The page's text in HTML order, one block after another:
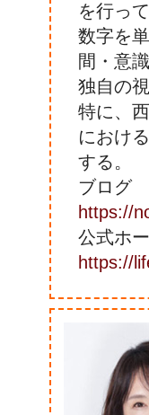
を行っ
数字を
間・意
独自の
特に、
におけ
する。
ブログ
https://
公式ホ
https://